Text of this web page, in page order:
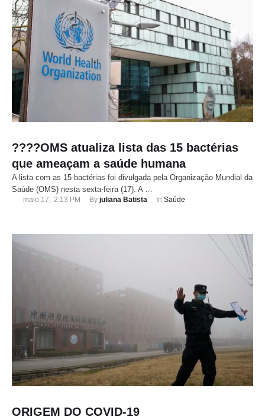
????OMS atualiza lista das 15 bactérias
que ameaçam a saúde humana
A lista com as 15 bactérias foi divulgada pela Organização Mundial da
Saúde (OMS) nesta sexta-feira (17). A …
maio 17, 2:13 PM By juliana Batista In Saúde
ORIGEM DO COVID-19